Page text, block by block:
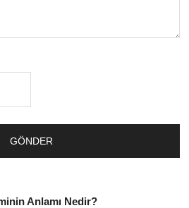
Anlamı Nedir?